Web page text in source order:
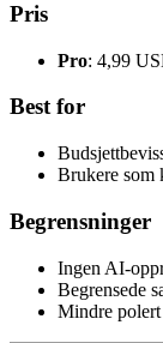
Pris
Pro: 4,99
Best for
Brukere som
Begrensninger
Ingen AI-
Begrensede
Mindre